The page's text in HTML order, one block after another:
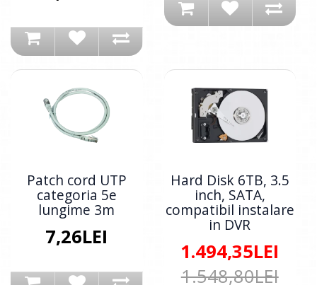
Patch cord UTP
categoria 5e
lungime 3m
7,26LEI
Hard Disk 6TB, 3.5
inch, SATA,
compatibil instalare
in DVR
1.494,35LEI
1.548,80LEI